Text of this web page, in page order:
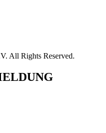
All Rights Reserved.